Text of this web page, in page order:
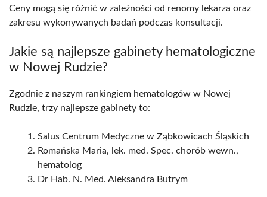
Ceny mogą się różnić w zależności od renomy lekarza oraz
zakresu wykonywanych badań podczas konsultacji.
Jakie są najlepsze gabinety hematologiczne
w Nowej Rudzie?
Zgodnie z naszym rankingiem hematologów w Nowej
Rudzie, trzy najlepsze gabinety to:
Salus Centrum Medyczne w Ząbkowicach Śląskich
Romańska Maria, lek. med. Spec. chorób wewn.,
hematolog
Dr Hab. N. Med. Aleksandra Butrym